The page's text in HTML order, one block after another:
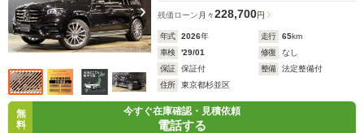
残価ローン 月々228,700円
年式 2026年 走行 65km
車検
'29/01 修復
なし
保証
保証付 整備
法定整備付
住所
東京都杉並区
無
料
今すぐ在庫確認・見積依頼
電話する